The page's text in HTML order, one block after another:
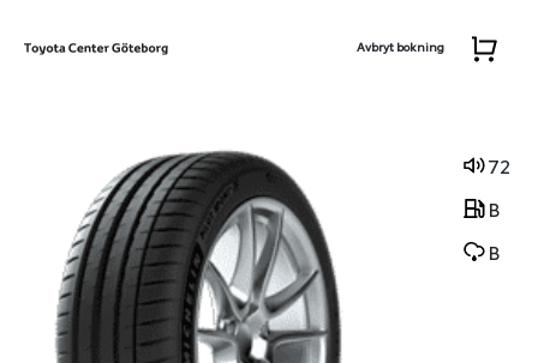
Avbryt bokning
72
B
B